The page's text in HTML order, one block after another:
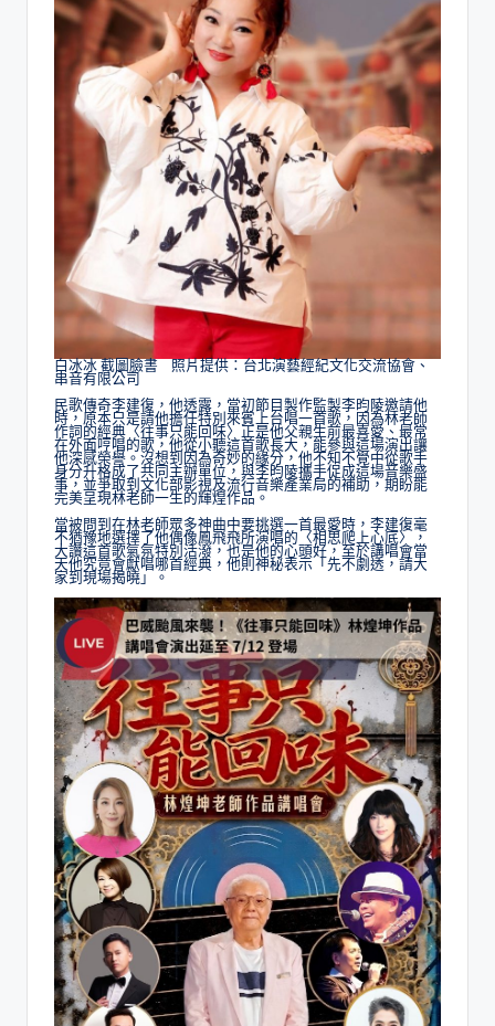
白冰冰 截圖臉書 照片提供：台北演藝經紀文化交流協會、
串音有限公司
民歌傳奇李建復，他透露，當初節目製作監製李昀陵邀請他
時，原本只是請他擔任特別來賓上台唱一首歌，因為林老師
作詞的經典〈往事只能回味〉正是他父親生前最喜愛、最常
在外面哼唱的歌，他從小聽這首歌長大，能參與這場演出讓
他深感榮譽。沒想到因為奇妙的緣分，他不知不覺中從歌手
身分升格成了共同主辦單位，與李昀陵攜手促成這場音樂盛
事，並爭取到文化部影視及流行音樂產業局的補助，期盼能
完美呈現林老師一生的輝煌作品。
當被問到在林老師眾多神曲中要挑選一首最愛時，李建復毫
不猶豫地選擇了他偶像鳳飛飛所演唱的〈相思爬上心底〉，
大讚這首歌氣氛特別活潑，也是他的心頭好，至於講唱會當
天他究竟會獻唱哪首經典，他則神秘表示「先不劇透，請大
家到現場揭曉」。